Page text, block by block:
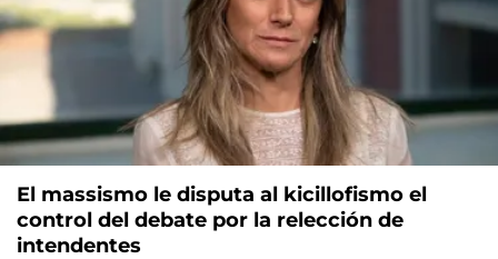
El massismo le disputa al kicillofismo el
control del debate por la relección de
intendentes